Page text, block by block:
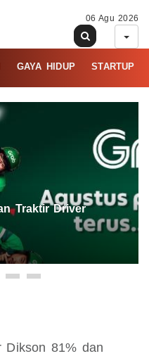
06 Agu 2026
GAYA HIDUP STARTUP
Traktir Driver
Dikson 81% dan